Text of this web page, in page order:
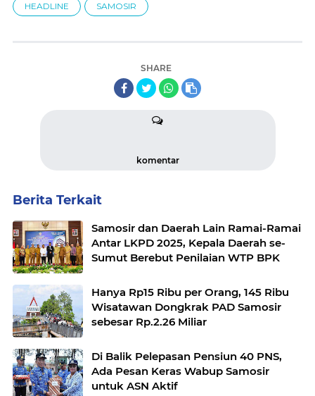
HEADLINE SAMOSIR
SHARE
komentar
Berita Terkait
Samosir dan Daerah Lain Ramai-Ramai
Antar LKPD 2025, Kepala Daerah se-
Sumut Berebut Penilaian WTP BPK
Hanya Rp15 Ribu per Orang, 145 Ribu
Wisatawan Dongkrak PAD Samosir
sebesar Rp.2.26 Miliar
Di Balik Pelepasan Pensiun 40 PNS,
Ada Pesan Keras Wabup Samosir
untuk ASN Aktif